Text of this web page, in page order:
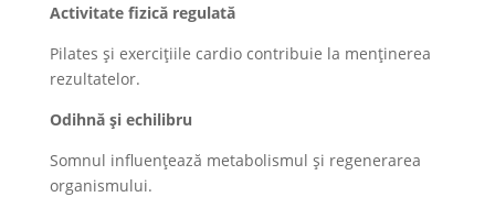
Activitate fizică regulată
Pilates și exercițiile cardio contribuie la menținerea
rezultatelor.
Odihnă și echilibru
Somnul influențează metabolismul și regenerarea
organismului.